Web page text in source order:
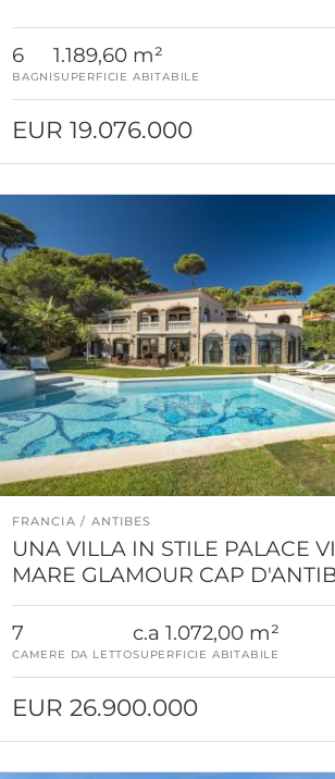
6
BAGNI
1.189,60 m²
SUPERFICIE ABITABILE
EUR 19.076.000
FRANCIA ANTIBES
UNA VILLA IN STILE PALACE
MARE GLAMOUR CAP
7
CAMERE DA LETTO
c.a 1.072,00 m²
SUPERFICIE ABITABILE
EUR 26.900.000